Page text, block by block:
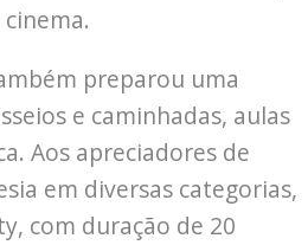
preparou uma
e caminhadas, aulas
Aos apreciadores de
em diversas categorias,
com duração de 20